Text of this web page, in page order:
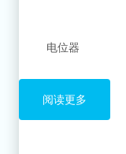
电位器
阅读更多